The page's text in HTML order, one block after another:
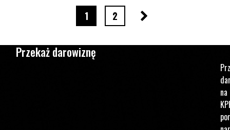
strona numer
1 strona numer
2 Następna strona
Przekaż darowiznę
na